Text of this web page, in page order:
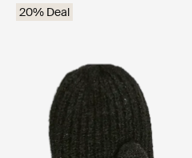
20% Deal